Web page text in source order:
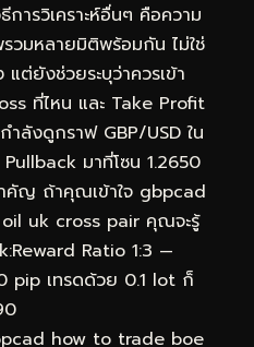
ารวิเคราะห์อื่นๆ คือความ
วมหลายมิติพร้อมกัน ไม่ใช่
ต่ยังช่วยระบุว่าควรเข้า
ที่ไหน และ Take Profit
ลังดูกราฟ GBP/USD ใน
มาที่โซน 1.2650
คัญ ถ้าคุณเข้าใจ gbpcad
uk cross pair คุณจะรู้
Ratio 1:3 —
pip เทรดด้วย 0.1 lot ก็
how to trade boe